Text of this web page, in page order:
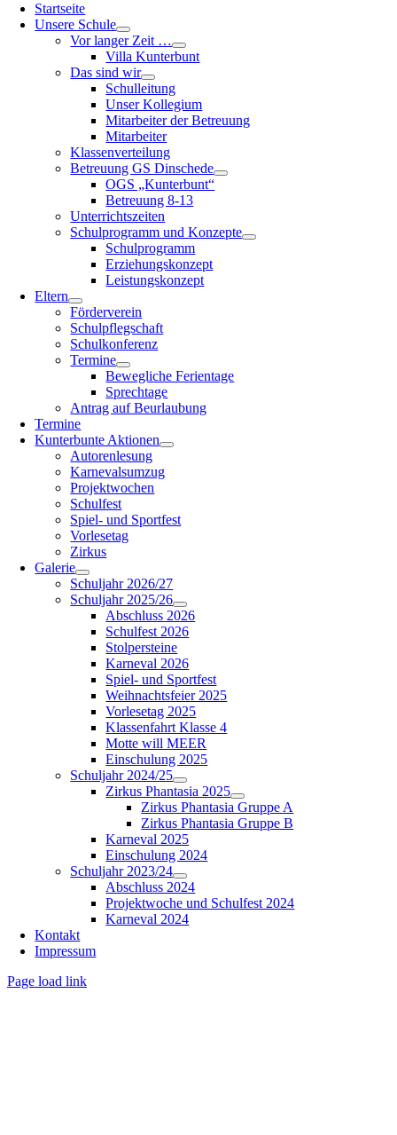
Startseite
Unsere Schule
Vor langer Zeit …
Villa Kunterbunt
Das sind wir
Schulleitung
Unser Kollegium
Mitarbeiter der Betreuung
Mitarbeiter
Klassenverteilung
Betreuung GS Dinschede
OGS „Kunterbunt“
Betreuung 8-13
Unterrichtszeiten
Schulprogramm und Konzepte
Schulprogramm
Erziehungskonzept
Leistungskonzept
Eltern
Förderverein
Schulpflegschaft
Schulkonferenz
Termine
Bewegliche Ferientage
Sprechtage
Antrag auf Beurlaubung
Termine
Kunterbunte Aktionen
Autorenlesung
Karnevalsumzug
Projektwochen
Schulfest
Spiel- und Sportfest
Vorlesetag
Zirkus
Galerie
Schuljahr 2026/27
Schuljahr 2025/26
Abschluss 2026
Schulfest 2026
Stolpersteine
Karneval 2026
Spiel- und Sportfest
Weihnachtsfeier 2025
Vorlesetag 2025
Klassenfahrt Klasse 4
Motte will MEER
Einschulung 2025
Schuljahr 2024/25
Zirkus Phantasia 2025
Zirkus Phantasia Gruppe A
Zirkus Phantasia Gruppe B
Karneval 2025
Einschulung 2024
Schuljahr 2023/24
Abschluss 2024
Projektwoche und Schulfest 2024
Karneval 2024
Kontakt
Impressum
Page load link